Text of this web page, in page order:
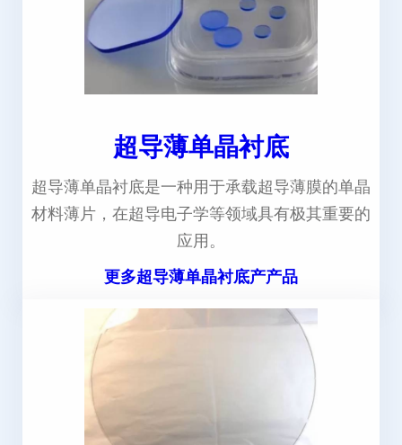
超导薄单晶衬底
超导薄单晶衬底是一种用于承载超导薄膜的单晶
材料薄片，在超导电子学等领域具有极其重要的
应用。
更多超导薄单晶衬底产产品